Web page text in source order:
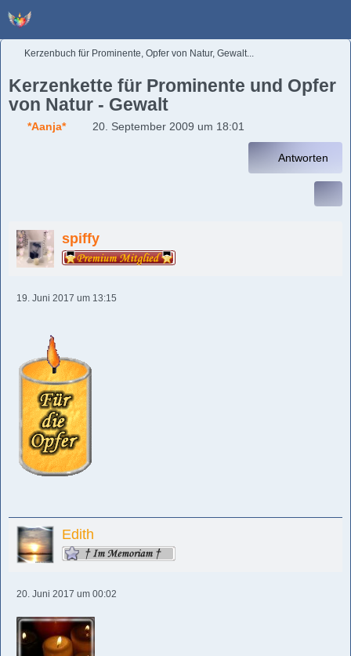
Kerzenbuch für Prominente, Opfer von Natur, Gewalt...
Kerzenkette für Prominente und Opfer
von Natur - Gewalt
*Aanja* 20. September 2009 um 18:01
Antworten
spiffy
19. Juni 2017 um 13:15
Edith
20. Juni 2017 um 00:02